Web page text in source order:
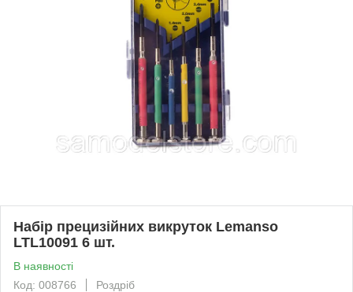
Набір прецизійних викруток Lemanso
LTL10091 6 шт.
В наявності
Код: 008766
Роздріб